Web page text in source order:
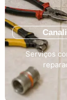
Serviços